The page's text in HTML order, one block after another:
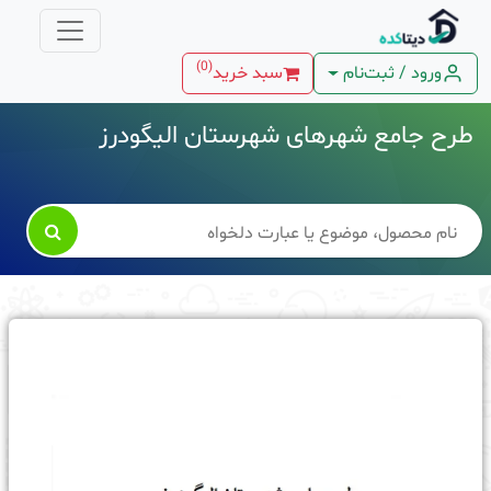
ورود / ثبت‌نام سبد خرید(
0
)
طرح جامع شهرهای شهرستان الیگودرز
